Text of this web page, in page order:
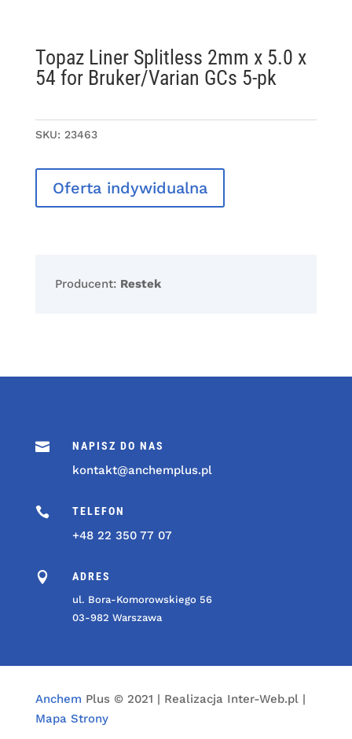
Topaz Liner Splitless 2mm x 5.0 x
54 for Bruker/Varian GCs 5-pk
SKU: 23463
Oferta indywidualna
Producent: Restek
 NAPISZ DO NAS
kontakt@anchemplus.pl
 TELEFON
+48 22 350 77 07
 ADRES
ul. Bora-Komorowskiego 56
03-982 Warszawa
Anchem Plus © 2021 | Realizacja Inter-Web.pl |
Mapa Strony